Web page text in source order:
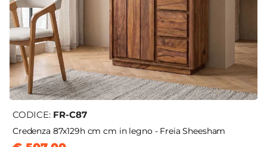
CODICE: FR-C87
Credenza 87x129h cm cm in legno - Freia Sheesham